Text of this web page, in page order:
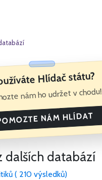
Hlídač státu?
nám ho udržet v chodu!
NÁM HLÍDAT
dalších databází
( 210 výsledků)